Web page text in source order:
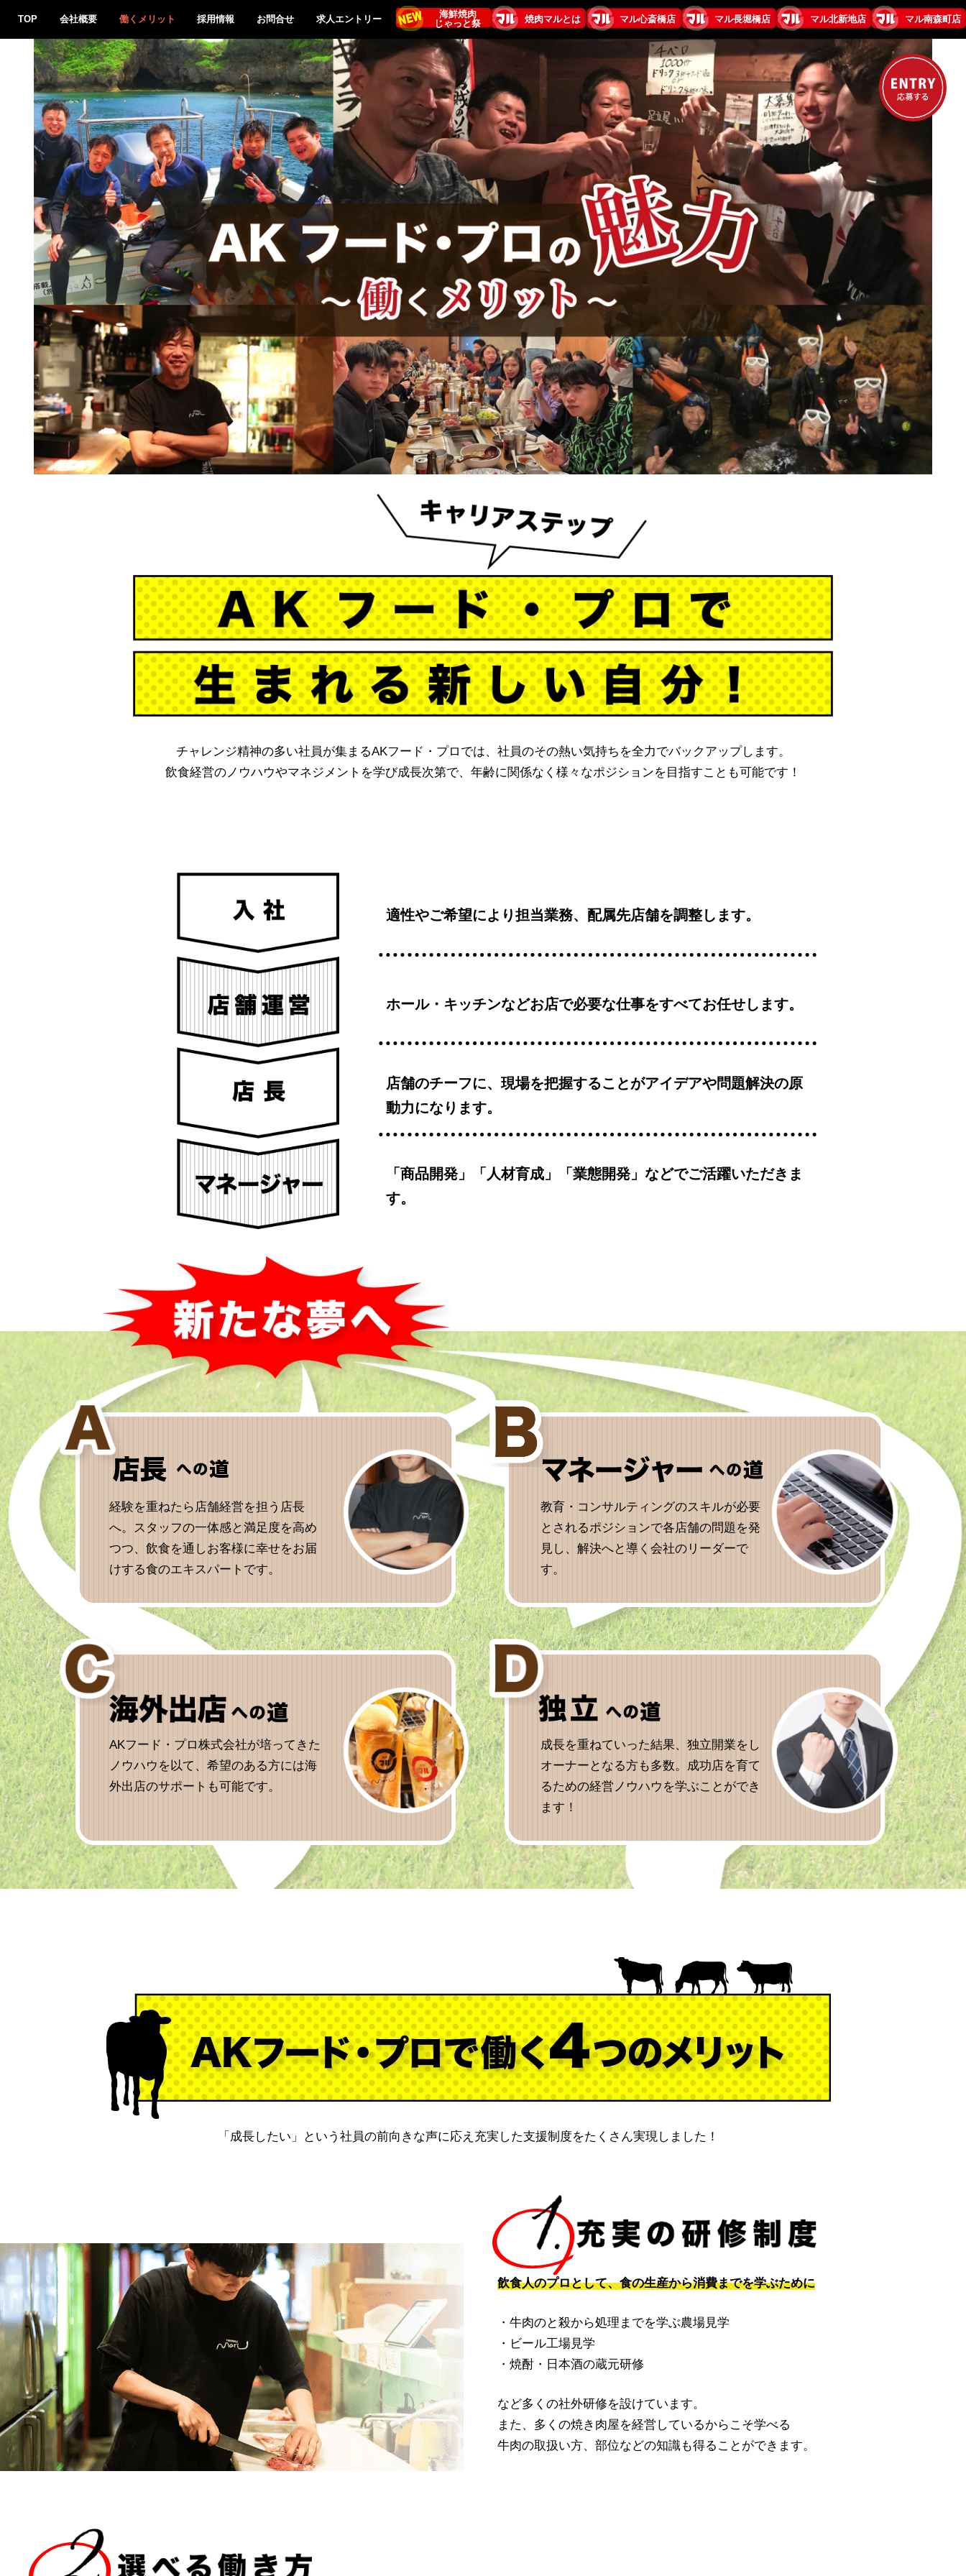
TOP 会社概要 働くメリット 採用情報 お問合せ 求人エントリー
海鮮焼肉
じゃっと祭
焼肉マルとは マル心斎橋店 マル長堀橋店 マル北新地店 マル南森町店
確実なキャリアステップは「AKフード・プロ株式会社」で。
チャレンジ精神の多い社員が集まるAKフード・プロでは、 社員のその熱い気持ちを全力でバックアップします。
飲食経営のノウハウやマネジメントを学び成長次第で、 年齢に関係なく様々なポジションを目指すことも可能です！
適性やご希望により担当業務、配属先店舗を調整します。
ホール・キッチンなどお店で必要な仕事をすべてお任せします。
店舗のチーフに、現場を把握することがアイデアや問題解決の原
動力になります。
「商品開発」「人材育成」「業態開発」 などでご活躍いただきま
す。
経験を重ねたら店舗経営を担う店長
へ。スタッフの一体感と満足度を高め
つつ、飲食を通しお客様に幸せをお届
けする食のエキスパートです。
教育・コンサルティングのスキルが必要
とされるポジションで各店舗の問題を発
見し、解決へと導く会社のリーダーで
す。
AKフード・プロ株式会社が培ってきた
ノウハウを以て、希望のある方には海
外出店のサポートも可能です。
成長を重ねていった結果、独立開業をし
オーナーとなる方も多数。成功店を育て
るための経営ノウハウを学ぶことができ
ます！
「成長したい」という社員の前向きな声に応え充実した支援制度をたくさん実現しました！
飲食人のプロとして、食の生産から消費までを学ぶために
・牛肉のと殺から処理までを学ぶ農場見学
・ビール工場見学
・焼酎・日本酒の蔵元研修
など多くの社外研修を設けています。
また、多くの焼き肉屋を経営しているからこそ学べる
牛肉の取扱い方、部位などの知識も得ることができます。